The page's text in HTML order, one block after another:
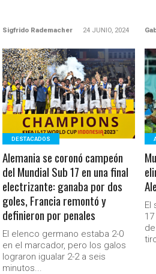
Sigfrido Rademacher 24 JUNIO, 2024
LEER MÁS
DESTACADOS
Alemania se coronó campeón
del Mundial Sub 17 en una final
electrizante: ganaba por dos
goles, Francia remontó y
definieron por penales
El elenco germano estaba 2-0
en el marcador, pero los galos
lograron igualar 2-2 a seis
minutos...
El